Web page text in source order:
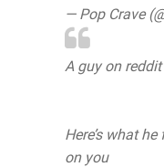
— Pop Crave
A guy on
Here’s what
on you